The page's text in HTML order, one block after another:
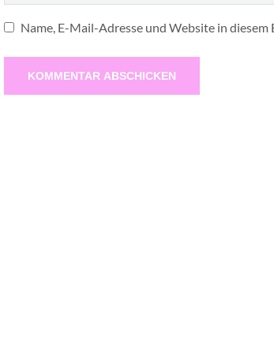
Name, E-Mail-Adresse und Website in